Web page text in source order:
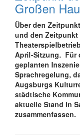
Großen
Über den
und den
April-Sitzung. Für
geplanten
Sprachregelung,
Augsburgs
städtische
aktuelle Stand in
zusammenfassen.